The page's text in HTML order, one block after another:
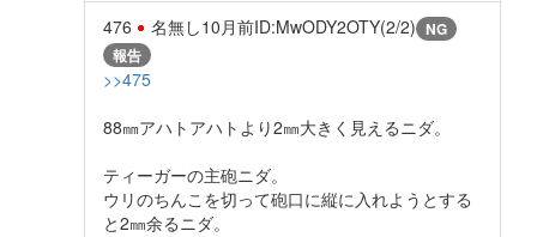
476 名無し10月前ID:MwODY2OTY(2/2) NG
報告
>>475
88㎜アハトアハトより2㎜大きく見えるニダ。
ティーガーの主砲ニダ。
ウリのちんこを切って砲口に縦に入れようとする
と2㎜余るニダ。